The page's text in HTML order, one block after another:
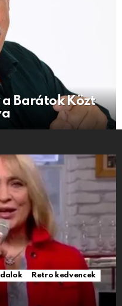
a Barátok Közt
dalok Retro kedvencek